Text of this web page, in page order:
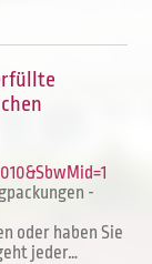
-
oder haben Sie
jeder…